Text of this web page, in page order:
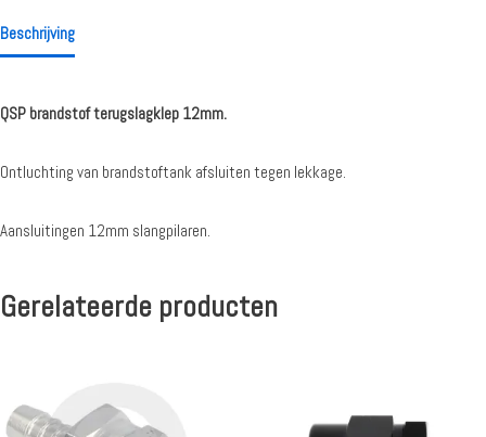
Beschrijving
QSP brandstof terugslagklep 12mm.
Ontluchting van brandstoftank afsluiten tegen lekkage.
Aansluitingen 12mm slangpilaren.
Gerelateerde producten